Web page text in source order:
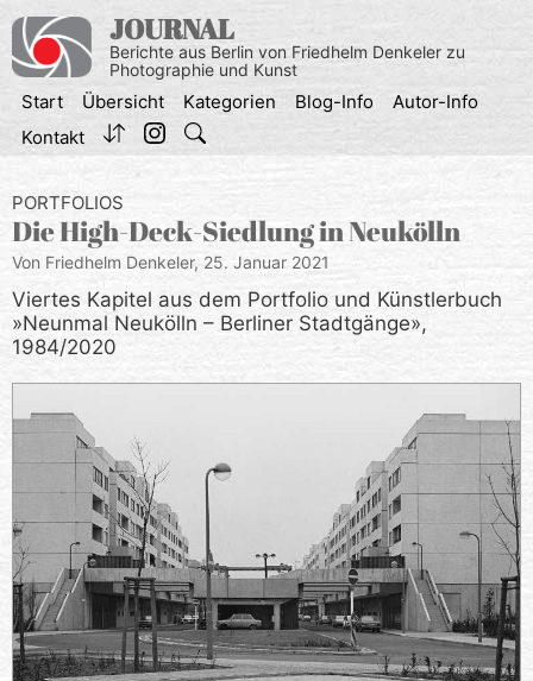
Inhalt
springen
JOURNAL
Berichte aus Berlin von Friedhelm Denkeler zu
Photographie und Kunst
Start Übersicht Kategorien Blog-Info
Autor-Info
Kontakt
PORTFOLIOS
Die High-Deck-Siedlung in Neukölln
Von Friedhelm Denkeler, 25. Januar 2021
Viertes Kapitel aus dem Portfolio und Künstlerbuch
»Neunmal Neukölln – Berliner Stadtgänge»,
1984/2020